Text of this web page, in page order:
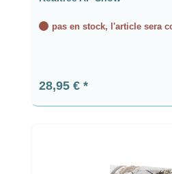
pas en stock, l'article sera
Prix régulier :
28,95 €